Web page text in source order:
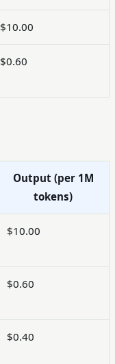
$10.00
$0.60
Output (per 1M
tokens)
$10.00
$0.60
$0.40